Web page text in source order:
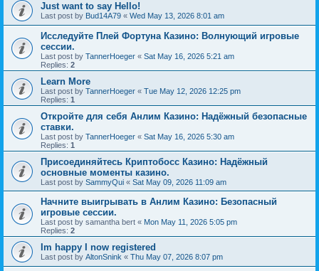
Just want to say Hello!
Last post by Bud14A79 « Wed May 13, 2026 8:01 am
Исследуйте Плей Фортуна Казино: Волнующий игровые
сессии.
Last post by TannerHoeger « Sat May 16, 2026 5:21 am
Replies: 2
Learn More
Last post by TannerHoeger « Tue May 12, 2026 12:25 pm
Replies: 1
Откройте для себя Анлим Казино: Надёжный безопасные
ставки.
Last post by TannerHoeger « Sat May 16, 2026 5:30 am
Replies: 1
Присоединяйтесь Криптобосс Казино: Надёжный
основные моменты казино.
Last post by SammyQui « Sat May 09, 2026 11:09 am
Начните выигрывать в Анлим Казино: Безопасный
игровые сессии.
Last post by samantha bert « Mon May 11, 2026 5:05 pm
Replies: 2
Im happy I now registered
Last post by AltonSnink « Thu May 07, 2026 8:07 pm